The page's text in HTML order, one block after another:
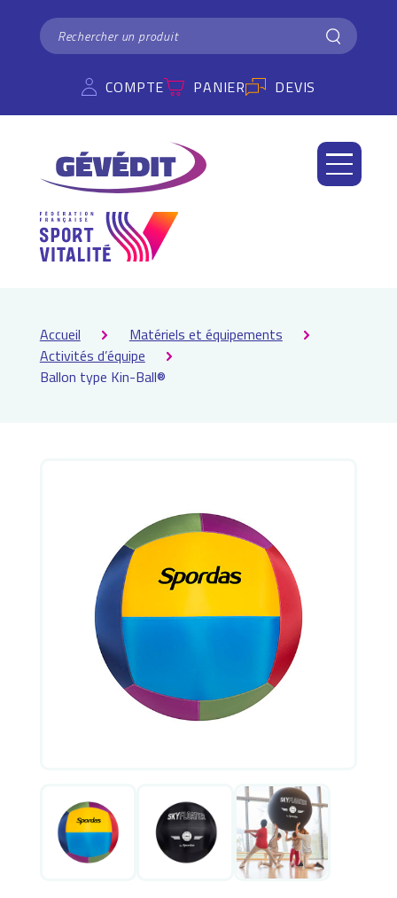
RECHERCHER Rechercher
COMPTE PANIER DEVIS
Accueil
Matériels et équipements
Activités d’équipe
Ballon type Kin-Ball®